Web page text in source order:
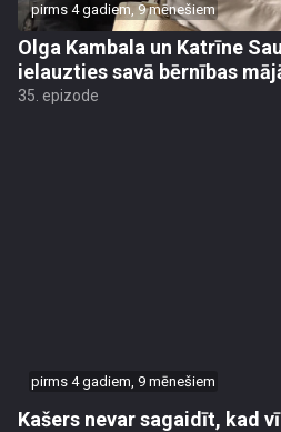
pirms 4 gadiem, 9 mēnešiem
Olga Kambala un Katrīne
ielauzties savā bērnības
35. epizode
pirms 4 gadiem, 9 mēnešiem
Kašers nevar sagaidīt, kad